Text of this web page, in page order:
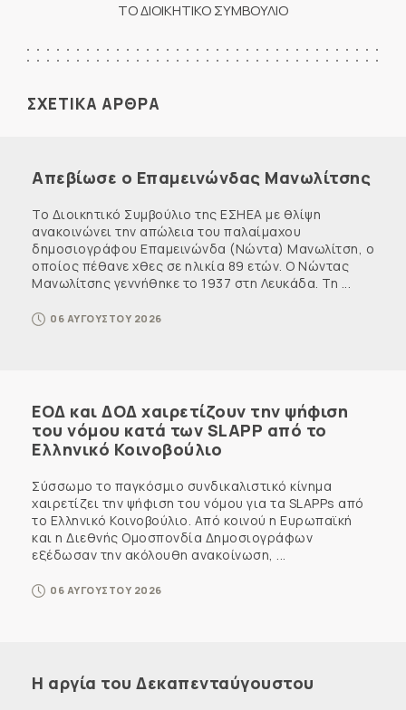
ΤΟ ΔΙΟΙΚΗΤΙΚΟ ΣΥΜΒΟΥΛΙΟ
ΣΧΕΤΙΚΑ ΑΡΘΡΑ
Απεβίωσε ο Επαμεινώνδας Μανωλίτσης
Το Διοικητικό Συμβούλιο της ΕΣΗΕΑ με θλίψη
ανακοινώνει την απώλεια του παλαίμαχου
δημοσιογράφου Επαμεινώνδα (Νώντα) Μανωλίτση, ο
οποίος πέθανε χθες σε ηλικία 89 ετών. Ο Νώντας
Μανωλίτσης γεννήθηκε το 1937 στη Λευκάδα. Τη ...
06 ΑΥΓΟΥΣΤΟΥ 2026
ΕΟΔ και ΔΟΔ χαιρετίζουν την ψήφιση
του νόμου κατά των SLAPP από το
Ελληνικό Κοινοβούλιο
Σύσσωμο το παγκόσμιο συνδικαλιστικό κίνημα
χαιρετίζει την ψήφιση του νόμου για τα SLAPPs από
το Ελληνικό Κοινοβούλιο. Από κοινού η Ευρωπαϊκή
και η Διεθνής Ομοσπονδία Δημοσιογράφων
εξέδωσαν την ακόλουθη ανακοίνωση, ...
06 ΑΥΓΟΥΣΤΟΥ 2026
Η αργία του Δεκαπενταύγουστου